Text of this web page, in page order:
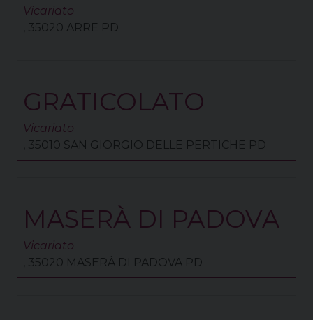
Vicariato
, 35020 ARRE PD
GRATICOLATO
Vicariato
, 35010 SAN GIORGIO DELLE PERTICHE PD
MASERÀ DI PADOVA
Vicariato
, 35020 MASERÀ DI PADOVA PD